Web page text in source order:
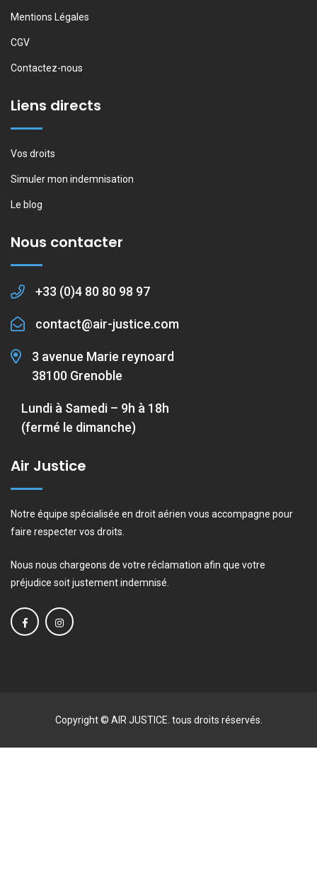
Mentions Légales
CGV
Contactez-nous
Liens directs
Vos droits
Simuler mon indemnisation
Le blog
Nous contacter
+33 (0)4 80 80 98 97
contact@air-justice.com
3 avenue Marie reynoard
38100 Grenoble
Lundi à Samedi – 9h à 18h
(fermé le dimanche)
Air Justice
Notre équipe spécialisée en droit aérien vous accompagne pour
faire respecter vos droits.
Nous nous chargeons de votre réclamation afin que votre
préjudice soit justement indemnisé.
Copyright © AIR JUSTICE. tous droits réservés.